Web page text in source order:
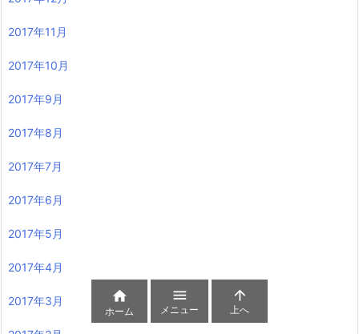
2017年11月
2017年10月
2017年9月
2017年8月
2017年7月
2017年6月
2017年5月
2017年4月
2017年3月 
ホーム

メニュー

上へ